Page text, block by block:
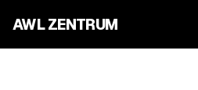
AWL ZENTRUM